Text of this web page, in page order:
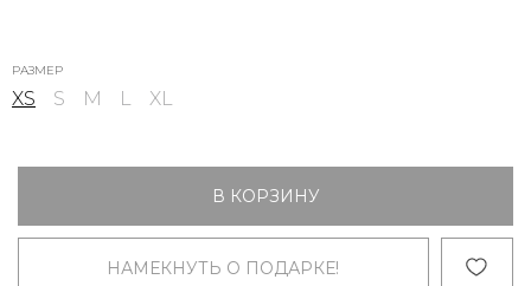
РАЗМЕР
XS S M L XL
В КОРЗИНУ
НАМЕКНУТЬ О ПОДАРКЕ!